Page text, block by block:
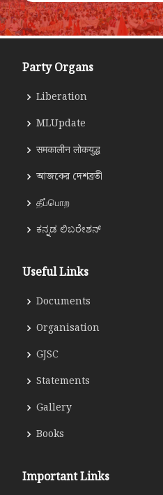
Party Organs
Liberation
MLUpdate
समकालीन लोकयुद्ध
আজকের দেশব্রতী
தீப்பொற
ಕನ್ನಡ ಲಿಬರೇಶನ್
Useful Links
Documents
Organisation
GJSC
Statements
Gallery
Books
Important Links